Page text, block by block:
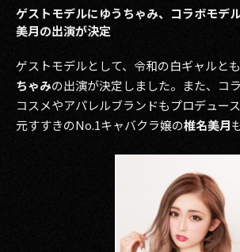
2013
2012
2011
2009
ゲストモデルにゆうちゃみ、コラボモデ
美月の出演が決定
ゲストモデルとして、令和の白ギャルとも
ちゃみの出演が決定しました。また、コ
コスメやアパレルブランドもプロデュー
元すすきのNo.1キャバクラ嬢の椎名美月